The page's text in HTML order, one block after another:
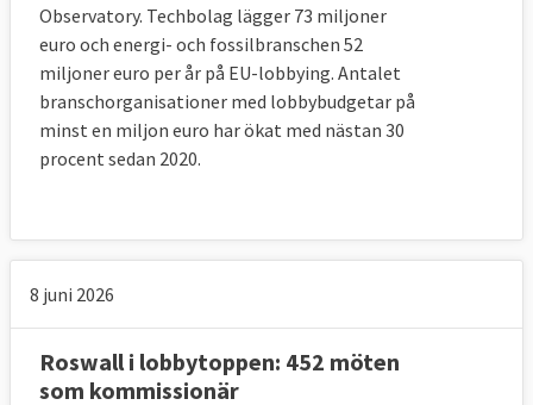
• Icke-vinstdrivande organisationer som kan
omfatta såväl frivilligorganisationer som
kyrkor eller fackförbund.
• Offentliga aktörer såsom Sveriges
kommuner och landsting, SKL.
I ett försök att bidra till ökad balans mellan
de intressen som försöker påverka EU
finansierar EU-kommissionen
frivilligorganisationer på europeisk nivå.
Observatory. Techbolag lägger 73 miljoner
euro och energi- och fossilbranschen 52
miljoner euro per år på EU-lobbying. Antalet
branschorganisationer med lobbybudgetar på
minst en miljon euro har ökat med nästan 30
procent sedan 2020.
8 juni 2026
Roswall i lobbytoppen: 452 möten
som kommissionär